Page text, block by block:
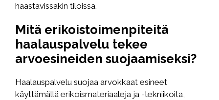
haastavissakin tiloissa.
Mitä erikoistoimenpiteitä
haalauspalvelu tekee
arvoesineiden suojaamiseksi?
Haalauspalvelu suojaa arvokkaat esineet
käyttämällä erikoismateriaaleja ja -tekniikoita,